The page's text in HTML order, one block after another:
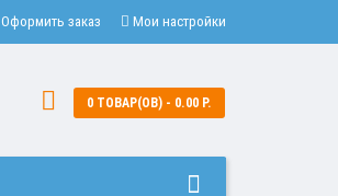
Оформить заказ Мои настройки
0 ТОВАР(ОВ) - 0.00 Р.